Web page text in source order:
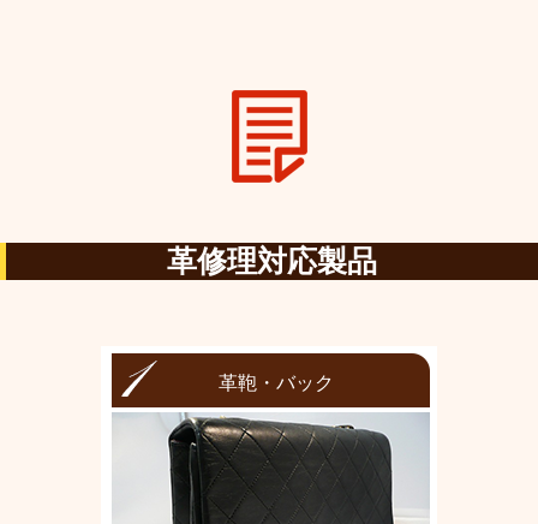
革修理対応製品
革鞄・バック